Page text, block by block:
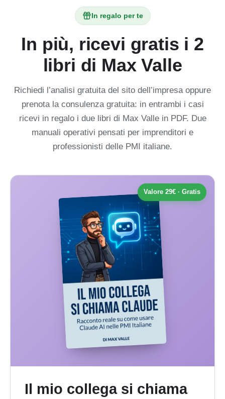
In regalo per te
In più, ricevi gratis i 2
libri di Max Valle
Richiedi l’analisi gratuita del sito dell’impresa oppure
prenota la consulenza gratuita: in entrambi i casi
ricevi in regalo i due libri di Max Valle in PDF. Due
manuali operativi pensati per imprenditori e
professionisti delle PMI italiane.
Valore 29€ · Gratis
Il mio collega si chiama